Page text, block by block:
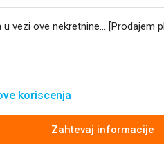
koriscenja
Zahtevaj informacije